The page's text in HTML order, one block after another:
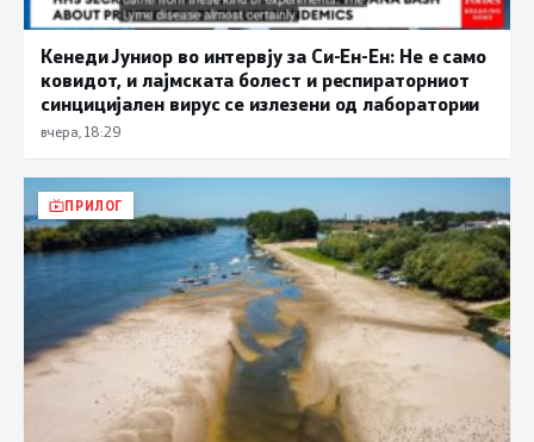
Кенеди Јуниор во интервју за Си-Ен-Ен: Не е само
ковидот, и лајмската болест и респираторниот
синцицијален вирус се излезени од лаборатории
вчера, 18:29
ПРИЛОГ